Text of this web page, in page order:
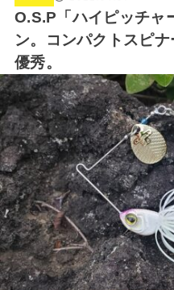
O.S.P「ハイピッチャ
ン。コンパクトスピ
優秀。